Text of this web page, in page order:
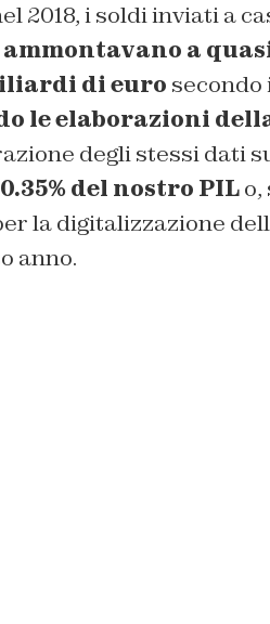
2018, i soldi inviati a
ammontavano a
di euro
le elaborazioni
degli stessi dati
0.35% del nostro PILo,
la digitalizzazione
anno.